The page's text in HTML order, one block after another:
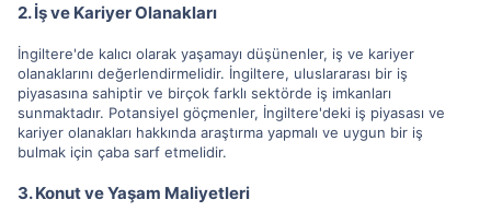
2. İş ve Kariyer Olanakları
İngiltere'de kalıcı olarak yaşamayı düşünenler, iş ve kariyer
olanaklarını değerlendirmelidir. İngiltere, uluslararası bir iş
piyasasına sahiptir ve birçok farklı sektörde iş imkanları
sunmaktadır. Potansiyel göçmenler, İngiltere'deki iş piyasası ve
kariyer olanakları hakkında araştırma yapmalı ve uygun bir iş
bulmak için çaba sarf etmelidir.
3. Konut ve Yaşam Maliyetleri